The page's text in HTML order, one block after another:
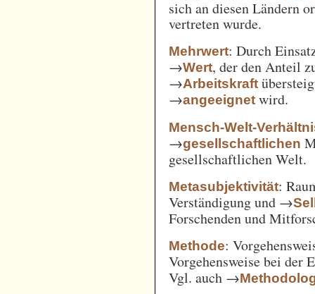
sich an diesen Ländern
vertreten wurde.
Mehrwert: Durch
→Wert, der den Anteil
→Arbeitskraft
→angeeignet wird.
Mensch-Welt-
→gesellschaftlichen
gesellschaftlichen Welt.
Metasubjektivität:
Verständigung und →
Forschenden und
Methode:
Vorgehensweise bei der
Vgl. auch →